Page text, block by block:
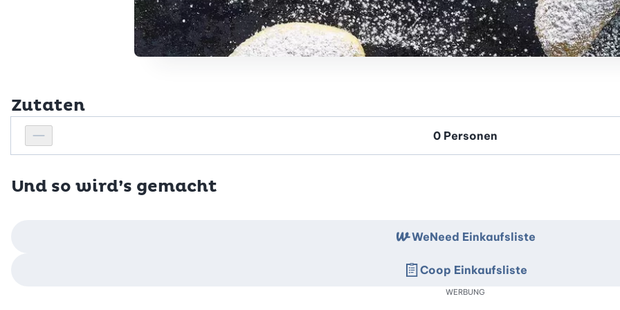
Zutaten
Personenanzahl verringern
Personenanzahl
Und so wird’s gemacht
WeNeed Einkaufsliste
Coop Einkaufsliste
WERBUNG